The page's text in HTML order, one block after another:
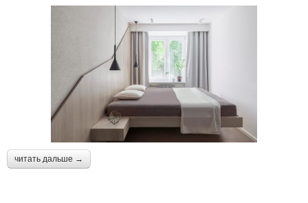
читать дальше →